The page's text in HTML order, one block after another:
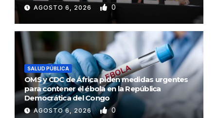
AGOSTO 6, 2026 0
SALUD PÚBLICA
OMS y CDC de África piden medidas urgentes
para contener el ébola en la República
Democrática del Congo
AGOSTO 6, 2026 0